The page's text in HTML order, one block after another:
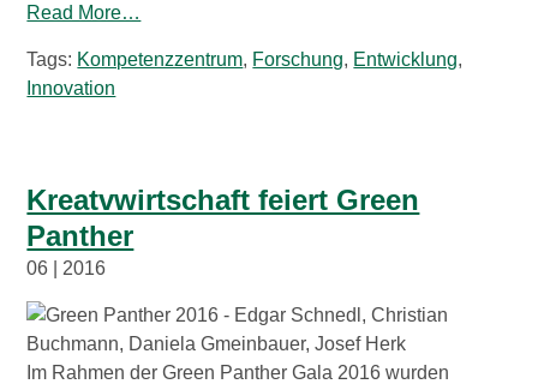
Read More…
Tags: Kompetenzzentrum, Forschung, Entwicklung,
Innovation
Kreatvwirtschaft feiert Green
Panther
06 | 2016
Im Rahmen der Green Panther Gala 2016 wurden